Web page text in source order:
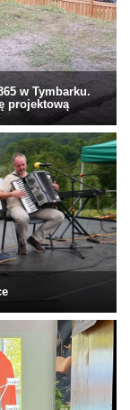
w Tymbarku.
projektową